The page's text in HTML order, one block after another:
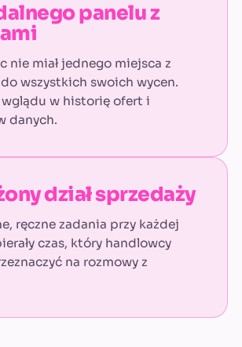
panelu z
nie miał jednego miejsca z
wszystkich swoich wycen.
wglądu w historię ofert i
danych.
dział sprzedaży
ręczne zadania przy każdej
czas, który handlowcy
na rozmowy z